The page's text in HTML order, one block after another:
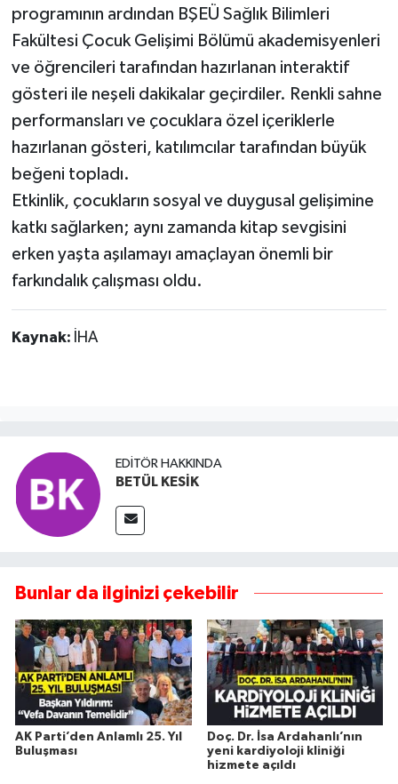
programının ardından BŞEÜ Sağlık Bilimleri
Fakültesi Çocuk Gelişimi Bölümü akademisyenleri
ve öğrencileri tarafından hazırlanan interaktif
gösteri ile neşeli dakikalar geçirdiler. Renkli sahne
performansları ve çocuklara özel içeriklerle
hazırlanan gösteri, katılımcılar tarafından büyük
beğeni topladı.
Etkinlik, çocukların sosyal ve duygusal gelişimine
katkı sağlarken; aynı zamanda kitap sevgisini
erken yaşta aşılamayı amaçlayan önemli bir
farkındalık çalışması oldu.
Kaynak: İHA
EDITÖR HAKKINDA
BETÜL KESİK
Bunlar da ilginizi çekebilir
AK Parti’den Anlamlı 25. Yıl
Buluşması
Doç. Dr. İsa Ardahanlı’nın
yeni kardiyoloji kliniği
hizmete açıldı